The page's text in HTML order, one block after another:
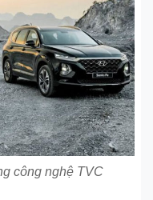
công nghệ TVC